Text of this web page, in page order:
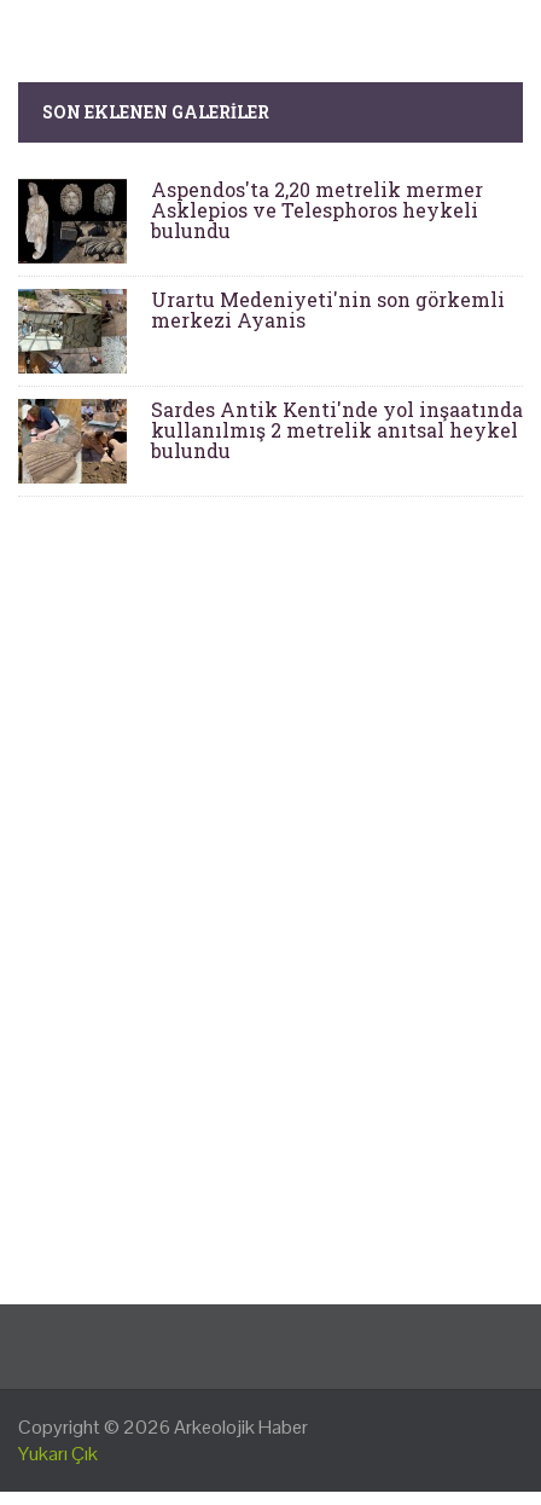
SON EKLENEN GALERILER
Aspendos'ta 2,20 metrelik mermer
Asklepios ve Telesphoros heykeli
bulundu
Urartu Medeniyeti'nin son görkemli
merkezi Ayanis
Sardes Antik Kenti'nde yol inşaatında
kullanılmış 2 metrelik anıtsal heykel
bulundu
Copyright © 2026Arkeolojik Haber
Yukarı Çık